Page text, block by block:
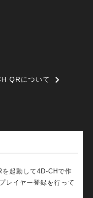
QRについて
起動して4D-CHで作
レイヤー登録を行って